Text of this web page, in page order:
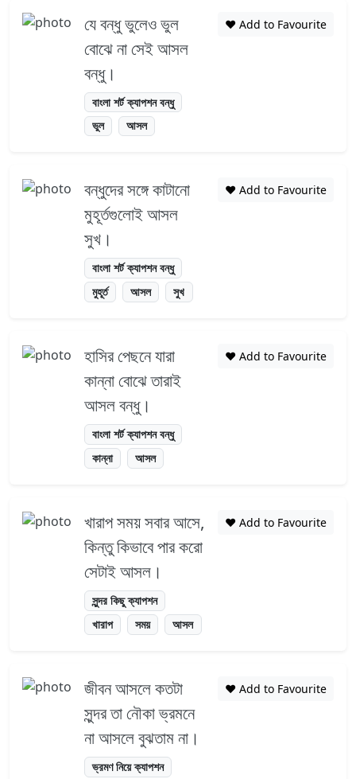
যে বন্ধু ভুলেও ভুল
বোঝে না সেই আসল
বন্ধু।
বাংলা শর্ট ক্যাপশন বন্ধু
ভুল
আসল
❤️ Add to Favourite
বন্ধুদের সঙ্গে কাটানো
মুহূর্তগুলোই আসল
সুখ।
বাংলা শর্ট ক্যাপশন বন্ধু
মুহূর্ত
আসল সুখ
❤️ Add to Favourite
হাসির পেছনে যারা
কান্না বোঝে তারাই
আসল বন্ধু।
বাংলা শর্ট ক্যাপশন বন্ধু
কান্না
আসল
❤️ Add to Favourite
খারাপ সময় সবার আসে,
কিন্তু কিভাবে পার করো
সেটাই আসল।
সুন্দর কিছু ক্যাপশন
খারাপ
সময় আসল
❤️ Add to Favourite
জীবন আসলে কতটা
সুন্দর তা নৌকা ভ্রমনে
না আসলে বুঝতাম না।
ভ্রমণ নিয়ে ক্যাপশন
❤️ Add to Favourite